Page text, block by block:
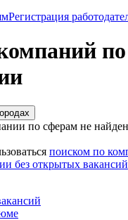
Регистрация
по сферам не
поиском по
без открытых вакансий